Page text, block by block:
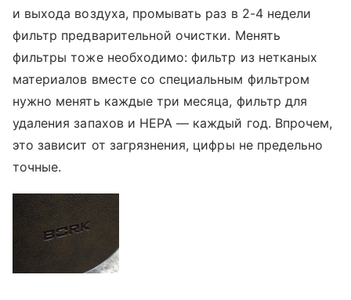
и выхода воздуха, промывать раз в 2-4 недели
фильтр предварительной очистки. Менять
фильтры тоже необходимо: фильтр из нетканых
материалов вместе со специальным фильтром
нужно менять каждые три месяца, фильтр для
удаления запахов и HEPA — каждый год. Впрочем,
это зависит от загрязнения, цифры не предельно
точные.